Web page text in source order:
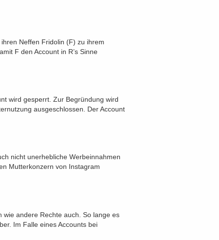
Neffen Fridolin (F) zu ihrem
F den Account in R’s Sinne
wird gesperrt. Zur Begründung wird
ausgeschlossen. Der Account
nicht unerhebliche Werbeinnahmen
Mutterkonzern von Instagram
wie andere Rechte auch. So lange es
Im Falle eines Accounts bei